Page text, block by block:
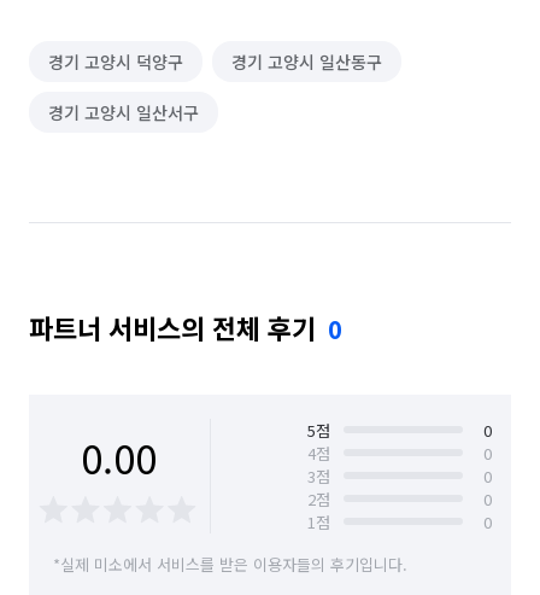
경기 고양시 덕양구 경기 고양시 일산동구
경기 고양시 일산서구
파트너 서비스의 전체 후기 0
0.00 5점
0
4점
0
3점
0
2점
0
1점
0
*실제 미소에서 서비스를 받은 이용자들의 후기입니다.